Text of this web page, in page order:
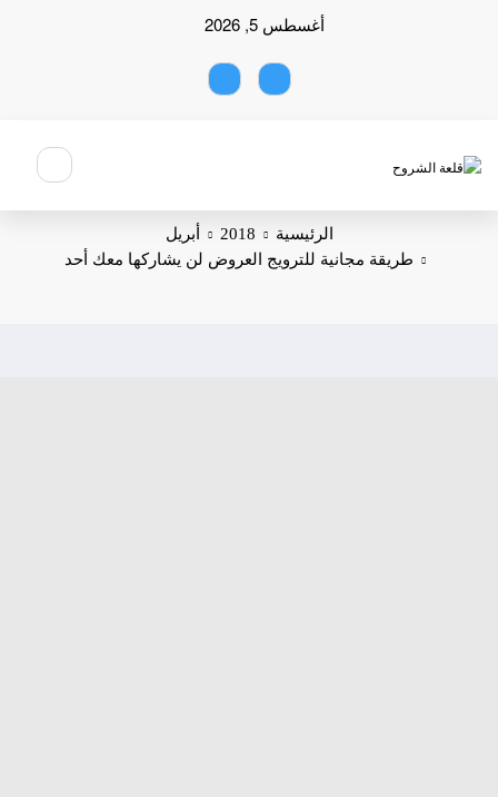
أغسطس 5, 2026
الرئيسية 2018
أبريل
طريقة مجانية للترويج العروض لن يشاركها معك أحد